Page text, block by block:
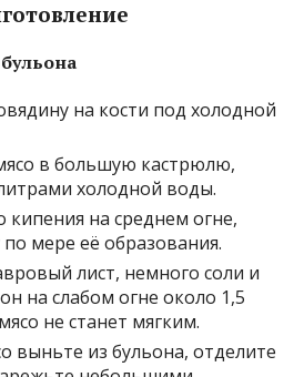
на кости под холодной
в большую кастрюлю,
холодной воды.
кипения на среднем огне,
мере её образования.
лист, немного соли и
на слабом огне около 1,5
не станет мягким.
выньте из бульона, отделите